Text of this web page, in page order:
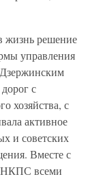
жизнь решение
управления
с
хозяйства, с
активное
и советских
Вместе с
НКПС всеми